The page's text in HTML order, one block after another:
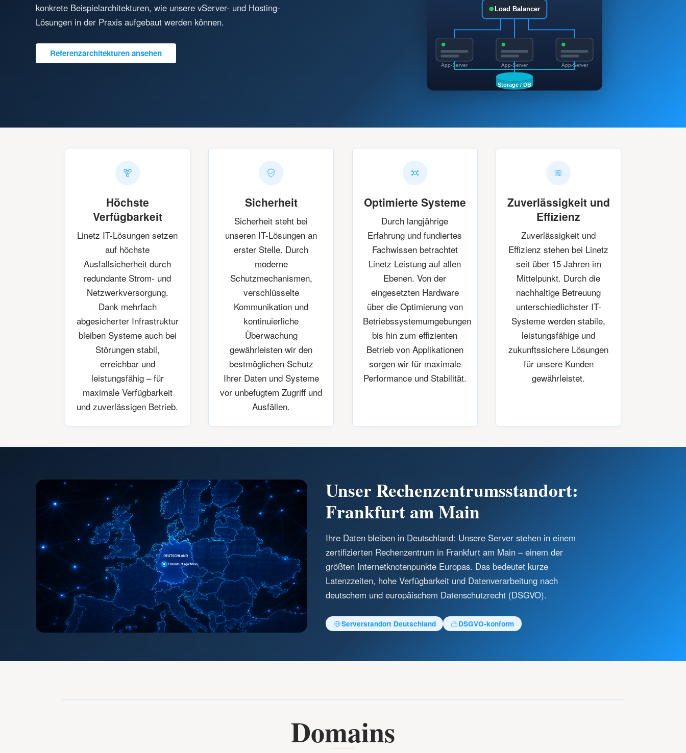
konkrete Beispielarchitekturen, wie unsere vServer- und Hosting-
Lösungen in der Praxis aufgebaut werden können.
Referenzarchitekturen ansehen
Load Balancer
App-Server App-Server App-Server
Storage / DB
Höchste
Verfügbarkeit
Linetz IT-Lösungen setzen
auf höchste
Ausfallsicherheit durch
redundante Strom- und
Netzwerkversorgung.
Dank mehrfach
abgesicherter Infrastruktur
bleiben Systeme auch bei
Störungen stabil,
erreichbar und
leistungsfähig – für
maximale Verfügbarkeit
und zuverlässigen Betrieb.
Sicherheit
Sicherheit steht bei
unseren IT-Lösungen an
erster Stelle. Durch
moderne
Schutzmechanismen,
verschlüsselte
Kommunikation und
kontinuierliche
Überwachung
gewährleisten wir den
bestmöglichen Schutz
Ihrer Daten und Systeme
vor unbefugtem Zugriff und
Ausfällen.
Optimierte Systeme
Durch langjährige
Erfahrung und fundiertes
Fachwissen betrachtet
Linetz Leistung auf allen
Ebenen. Von der
eingesetzten Hardware
über die Optimierung von
Betriebssystemumgebungen
bis hin zum effizienten
Betrieb von Applikationen
sorgen wir für maximale
Performance und Stabilität.
Zuverlässigkeit und
Effizienz
Zuverlässigkeit und
Effizienz stehen bei Linetz
seit über 15 Jahren im
Mittelpunkt. Durch die
nachhaltige Betreuung
unterschiedlichster IT-
Systeme werden stabile,
leistungsfähige und
zukunftssichere Lösungen
für unsere Kunden
gewährleistet.
Unser Rechenzentrumsstandort:
Frankfurt am Main
Ihre Daten bleiben in Deutschland: Unsere Server stehen in einem
zertifizierten Rechenzentrum in Frankfurt am Main – einem der
größten Internetknotenpunkte Europas. Das bedeutet kurze
Latenzzeiten, hohe Verfügbarkeit und Datenverarbeitung nach
deutschem und europäischem Datenschutzrecht (DSGVO).
Serverstandort Deutschland DSGVO-konform
Domains